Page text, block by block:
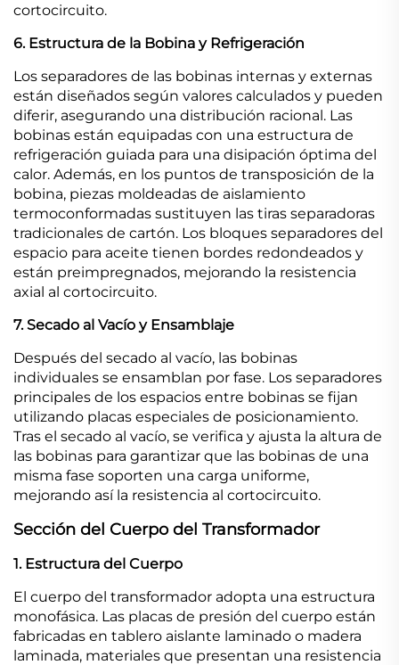
cortocircuito.
6. Estructura de la Bobina y Refrigeración
Los separadores de las bobinas internas y externas
están diseñados según valores calculados y pueden
diferir, asegurando una distribución racional. Las
bobinas están equipadas con una estructura de
refrigeración guiada para una disipación óptima del
calor. Además, en los puntos de transposición de la
bobina, piezas moldeadas de aislamiento
termoconformadas sustituyen las tiras separadoras
tradicionales de cartón. Los bloques separadores del
espacio para aceite tienen bordes redondeados y
están preimpregnados, mejorando la resistencia
axial al cortocircuito.
7. Secado al Vacío y Ensamblaje
Después del secado al vacío, las bobinas
individuales se ensamblan por fase. Los separadores
principales de los espacios entre bobinas se fijan
utilizando placas especiales de posicionamiento.
Tras el secado al vacío, se verifica y ajusta la altura de
las bobinas para garantizar que las bobinas de una
misma fase soporten una carga uniforme,
mejorando así la resistencia al cortocircuito.
Sección del Cuerpo del Transformador
1. Estructura del Cuerpo
El cuerpo del transformador adopta una estructura
monofásica. Las placas de presión del cuerpo están
fabricadas en tablero aislante laminado o madera
laminada, materiales que presentan una resistencia